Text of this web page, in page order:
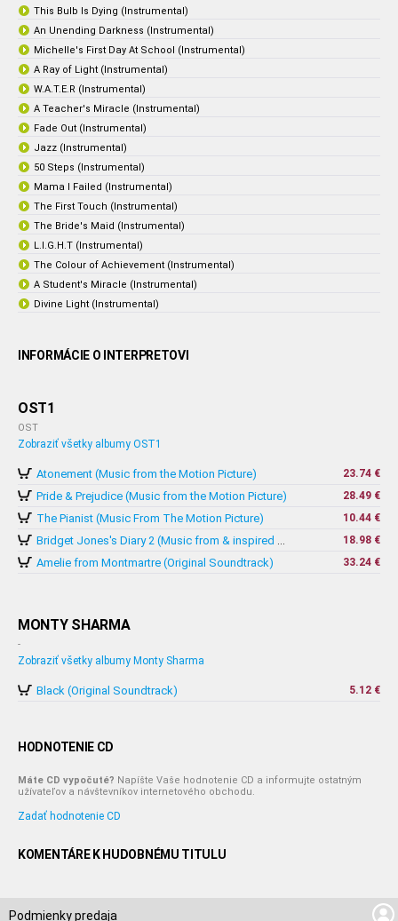
This Bulb Is Dying (Instrumental)
An Unending Darkness (Instrumental)
Michelle's First Day At School (Instrumental)
A Ray of Light (Instrumental)
W.A.T.E.R (Instrumental)
A Teacher's Miracle (Instrumental)
Fade Out (Instrumental)
Jazz (Instrumental)
50 Steps (Instrumental)
Mama I Failed (Instrumental)
The First Touch (Instrumental)
The Bride's Maid (Instrumental)
L.I.G.H.T (Instrumental)
The Colour of Achievement (Instrumental)
A Student's Miracle (Instrumental)
Divine Light (Instrumental)
INFORMÁCIE O INTERPRETOVI
OST1
OST
Zobraziť všetky albumy OST1
Atonement (Music from the Motion Picture) 23.74 €
Pride & Prejudice (Music from the Motion Picture) 28.49 €
The Pianist (Music From The Motion Picture)
10.44 €
Bridget Jones's Diary 2 (Music from & inspired by The Motion Picture)
18.98 €
Amelie from Montmartre (Original Soundtrack) 33.24 €
MONTY SHARMA
-
Zobraziť všetky albumy Monty Sharma
Black (Original Soundtrack) 5.12 €
HODNOTENIE CD
Máte CD vypočuté? Napíšte Vaše hodnotenie CD a informujte ostatným
užívateľov a návštevníkov internetového obchodu.
Zadať hodnotenie CD
KOMENTÁRE K HUDOBNÉMU TITULU
Podmienky predaja